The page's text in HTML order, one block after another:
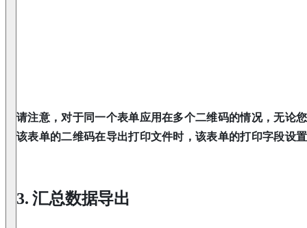
请注意，对于同一个表单应用在多个二维码的情况，无论
该表单的二维码在导出打印文件时，该表单的打印字段设
3. 汇总数据导出